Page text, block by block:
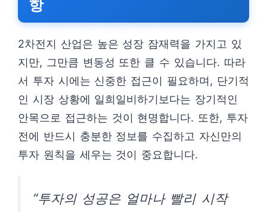
항
2차전지 산업은 높은 성장 잠재력을 가지고 있
지만, 그만큼 변동성 또한 클 수 있습니다. 따라
서 투자 시에는 신중한 접근이 필요하며, 단기적
인 시장 상황에 일희일비하기보다는 장기적인
안목으로 접근하는 것이 현명합니다. 또한, 투자
전에 반드시 충분한 정보를 수집하고 자신만의
투자 원칙을 세우는 것이 중요합니다.
“투자의 성공은 얼마나 빨리 시작